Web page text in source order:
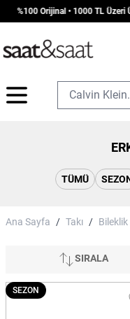
• 1000 TL Üzeri Ücretsiz
TÜMÜ
Ana Sayfa / Takı / Bileklik
SIRALA
SEZON